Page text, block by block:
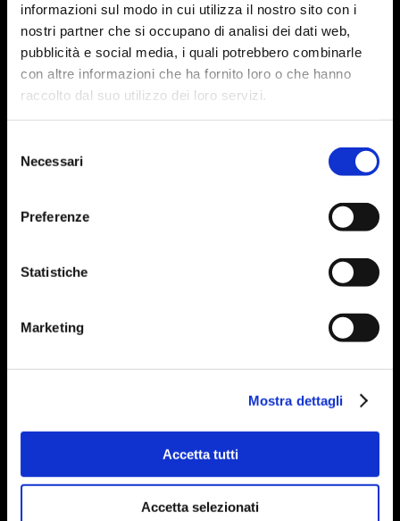
informazioni sul modo in cui utilizza il nostro sito con i
nostri partner che si occupano di analisi dei dati web,
pubblicità e social media, i quali potrebbero combinarle
con altre informazioni che ha fornito loro o che hanno
raccolto dal suo utilizzo dei loro servizi.
delNecessari
Preferenze
Statistiche
Marketing
Mostra dettagli
Accetta tutti
Accetta selezionati